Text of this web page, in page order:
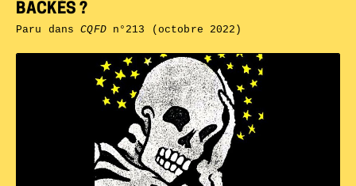
BACKÈS ?
Paru dansCQFDn°213 (octobre 2022)